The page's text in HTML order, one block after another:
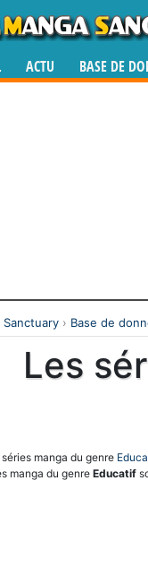
ACTU BASE DE
Sanctuary › Base de
Les
manga du genre
manga du genre Educatif